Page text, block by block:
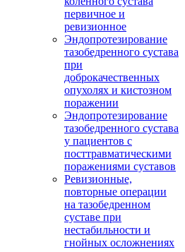
первичное и
ревизионное
Эндопротезирование
тазобедренного сустава
при
доброкачественных
опухолях и кистозном
поражении
Эндопротезирование
тазобедренного сустава
у пациентов с
посттравматическими
поражениями суставов
Ревизионные,
повторные операции
на тазобедренном
суставе при
нестабильности и
гнойных осложнениях